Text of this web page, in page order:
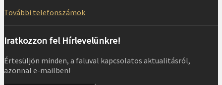
További telefonszámok
Iratkozzon fel Hírlevelünkre!
Értesüljön minden, a faluval kapcsolatos aktualitásról,
azonnal e-mailben!